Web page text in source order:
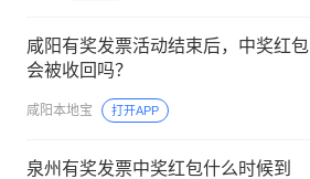
咸阳有奖发票活动结束后，中奖红包
会被收回吗？
咸阳本地宝 打开APP
泉州有奖发票中奖红包什么时候到